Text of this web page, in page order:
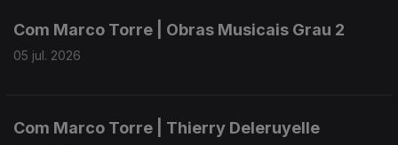
Com Marco Torre | Obras Musicais Grau 2
05 jul. 2026
Com Marco Torre | Thierry Deleruyelle